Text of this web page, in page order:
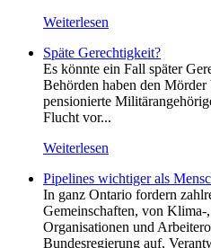
Weiterlesen
Späte Gerechtigkeit?
Es könnte ein Fall später
Behörden haben den
pensionierte
Flucht vor...
Weiterlesen
Pipelines wichtiger als
In ganz Ontario fordern
Gemeinschaften, von
Organisationen und
Bundesregierung auf,